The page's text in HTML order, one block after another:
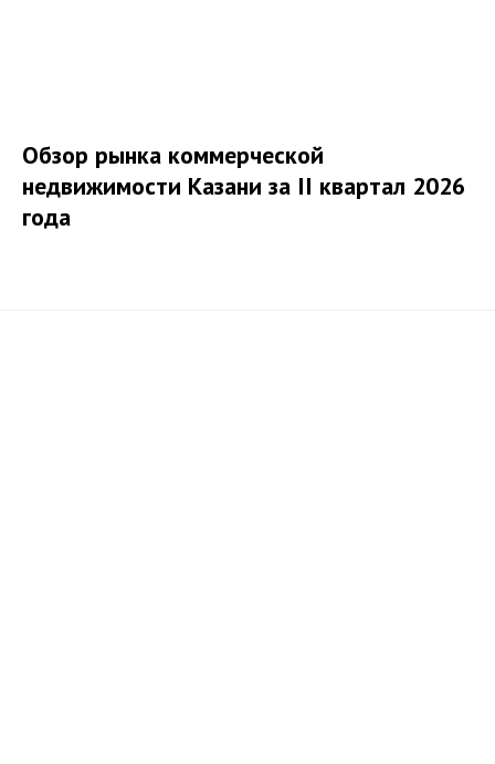
Обзор рынка коммерческой
недвижимости Казани за II квартал 2026
года